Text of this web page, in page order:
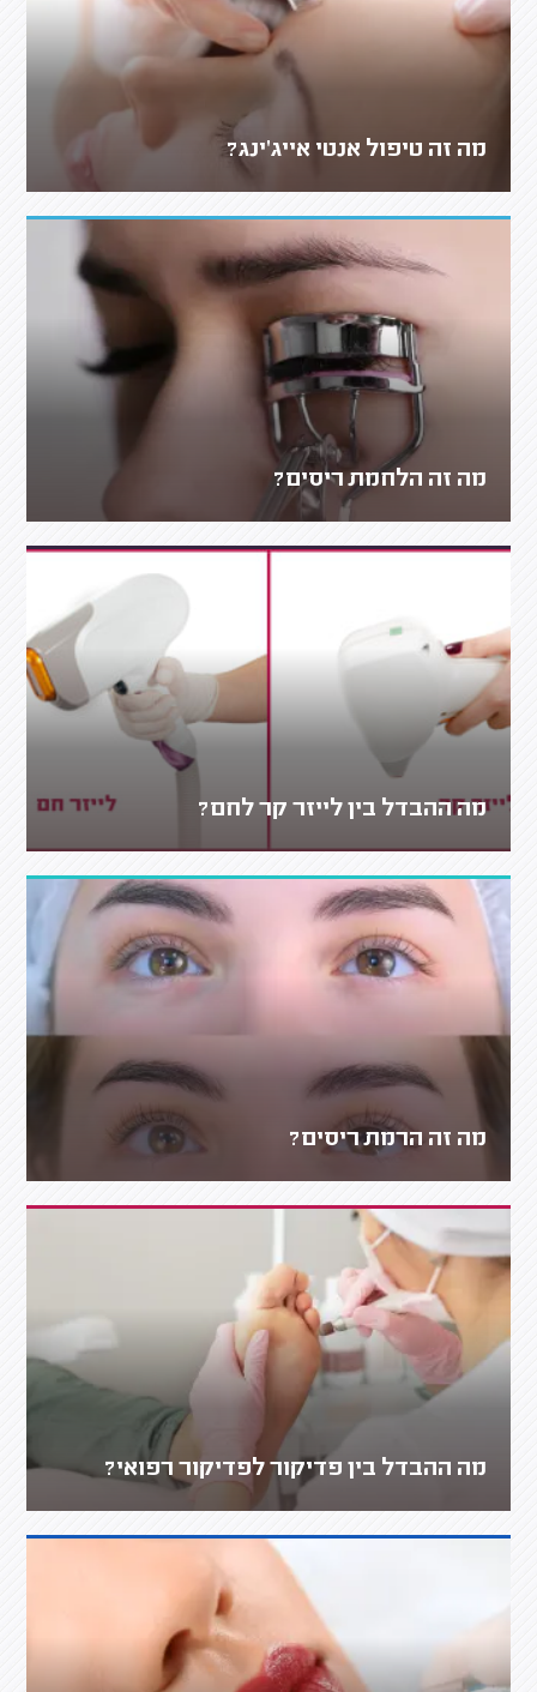
מה זה טיפול אנטי אייג'ינג?
מה זה הלחמת ריסים?
מה ההבדל בין לייזר קר לחם?
מה זה הרמת ריסים?
מה ההבדל בין פדיקור לפדיקור רפואי?